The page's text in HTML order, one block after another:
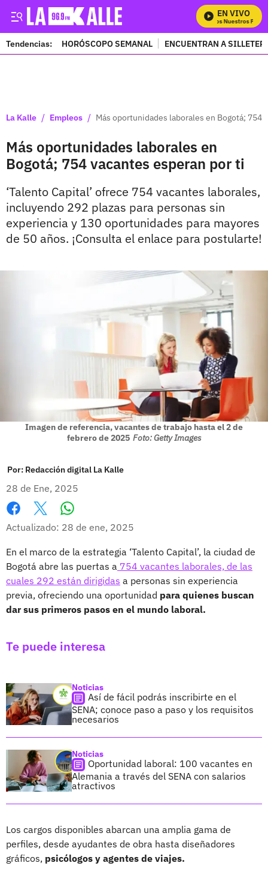
EN VIVO
Mira Todos Nuestros
Tendencias: HORÓSCOPO SEMANAL ENCUENTRAN A
La Kalle / Empleos / Más oportunidades laborales en Bogotá; 754
Más oportunidades laborales en
Bogotá; 754 vacantes esperan por ti
‘Talento Capital’ ofrece 754 vacantes laborales,
incluyendo 292 plazas para personas sin
experiencia y 130 oportunidades para mayores
de 50 años. ¡Consulta el enlace para postularte!
Imagen de referencia, vacantes de trabajo hasta el 2 de
febrero de 2025 Foto: Getty Images
Por: Redacción digital La Kalle
28 de Ene, 2025
Facebook
X
Actualizado: 28 de ene, 2025
En el marco de la estrategia ‘Talento Capital’, la ciudad de
Bogotá abre las puertas a 754 vacantes laborales, de las
cuales 292 están dirigidas a personas sin experiencia
previa, ofreciendo una oportunidad para quienes buscan
dar sus primeros pasos en el mundo laboral.
Te puede interesa
Noticias
Así de fácil podrás inscribirte en el
SENA; conoce paso a paso y los requisitos
necesarios
Noticias
Oportunidad laboral: 100 vacantes en
Alemania a través del SENA con salarios
atractivos
Los cargos disponibles abarcan una amplia gama de
perfiles, desde ayudantes de obra hasta diseñadores
gráficos, psicólogos y agentes de viajes.